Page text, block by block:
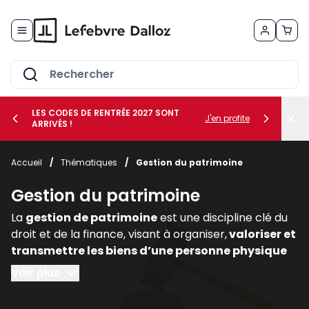
le sous-menu Vos métiers
le sous-menu Vos besoins
LES CODES DE RENTRÉE 2027 SONT
ARRIVÉS !
J'en profite
Accueil / Thématiques / Gestion du patrimoine
Gestion du patrimoine
La gestion de patrimoineest une discipline clé du
droit et de la finance, visant à organiser,valoriser et
transmettre les biens d’une personne physique
ou morale. Elle englobe des
fiscales, financières et immobilières,